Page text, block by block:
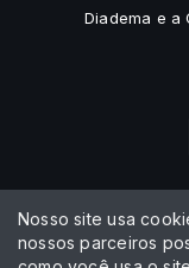
Diadema e a
Nosso site usa
nossos parceiros